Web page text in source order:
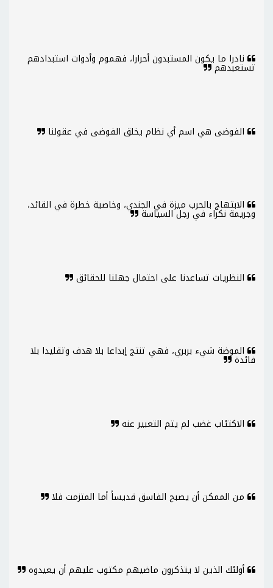
نادرا ما يكون المستبدون أحرارا، فهموم وأدوات استبدادهم
تستعبدهم
الفوضى هي اسم أي نظام يخلق الفوضى في عقولنا
الابتهاج بالحرب ميزة في الجندي، وخاصية خطرة في القائد،
وجريمة نكراء في رجل السياسة
النظريات تساعدنا على احتمال جهلنا للحقائق
الموضة شيء بربري، فهي تنتج إبداعا بلا هدف وتقليدا بلا
فائدة
الاكتئاب غضب لم يتم التعبير عنه
من الممكن أن يصبح الفاسق قديساً أما المتزمت فلا
أولئك الذين لا يتذكرون ماضيهم مكتوب عليهم أن يعيدوه